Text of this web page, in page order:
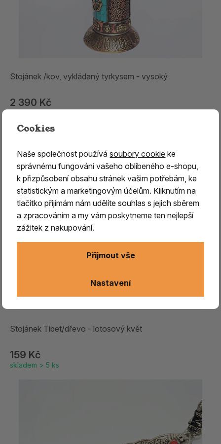
Stojánek /kov, vykládaný tyrkysem - vysoký
2 390 Kč
Stojánek Tibet/dřevo - lotosový květ
159 Kč
skladem > 5 ks
Cookies
Naše společnost používásoubory cookie ke
správnému fungování vašeho oblíbeného e-shopu,
k přizpůsobení obsahu stránek vašim potřebám, ke
statistickým a marketingovým účelům. Kliknutím na
tlačítko přijímám nám udělíte souhlas s jejich sběrem
a zpracováním a my vám poskytneme ten nejlepší
zážitek z nakupování.
Nastavení
Přijmout vše